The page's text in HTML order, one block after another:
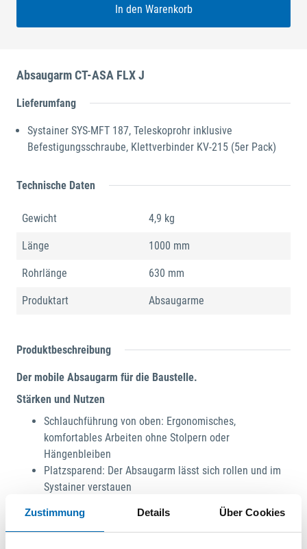
Zustimmung Details Über Cookies
In den Warenkorb
Absaugarm CT-ASA FLX J
Lieferumfang
Systainer SYS-MFT 187, Teleskoprohr inklusive
Befestigungsschraube, Klettverbinder KV-215 (5er Pack)
Technische Daten
Gewicht 4,9 kg
Länge 1000 mm
Rohrlänge 630 mm
Produktart Absaugarme
Produktbeschreibung
Der mobile Absaugarm für die Baustelle.
Stärken und Nutzen
Schlauchführung von oben: Ergonomisches,
komfortables Arbeiten ohne Stolpern oder
Hängenbleiben
Platzsparend: Der Absaugarm lässt sich rollen und im
Systainer verstauen
Damit lässt sich der Absaugarm samt Teleskoprohr
sicher auf dem Sauger fixieren